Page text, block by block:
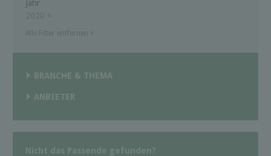
Jahr
2020 ×
BRANCHE & THEMA
ANBIETER
Nicht das Passende gefunden?